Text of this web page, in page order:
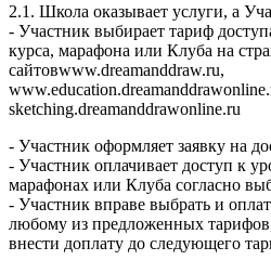
2.1. Школа оказывает услуги, а
- Участник выбирает тариф
курса, марафона или Клуба на
сайтовwww.dreamanddraw.ru,
sketching.dreamanddrawonline.ru
- Участник оформляет заявку на
- Участник оплачивает доступ к
марафонах или Клуба согласно
- Участник вправе выбрать и
любому из предложенных
внести доплату до следующего